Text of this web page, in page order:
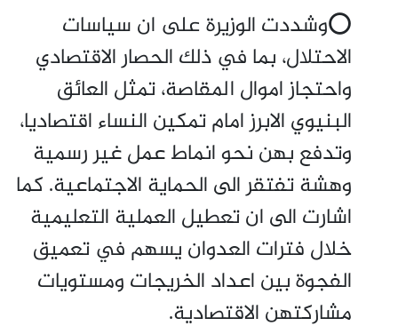
⭕وشددت الوزيرة على ان سياسات
الاحتلال، بما في ذلك الحصار الاقتصادي
واحتجاز اموال المقاصة، تمثل العائق
البنيوي الابرز امام تمكين النساء اقتصاديا،
وتدفع بهن نحو انماط عمل غير رسمية
وهشة تفتقر الى الحماية الاجتماعية. كما
اشارت الى ان تعطيل العملية التعليمية
خلال فترات العدوان يسهم في تعميق
الفجوة بين اعداد الخريجات ومستويات
مشاركتهن الاقتصادية.